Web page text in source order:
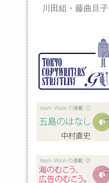
川田組・藤曲旦子